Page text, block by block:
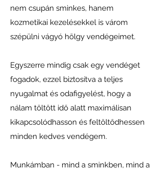
nem csupán sminkes, hanem
kozmetikai kezelésekkel is várom
szépülni vágyó hölgy vendégeimet.
Egyszerre mindig csak egy vendéget
fogadok, ezzel biztosítva a teljes
nyugalmat és odafigyelést, hogy a
nálam töltött idő alatt maximálisan
kikapcsolódhasson és feltöltődhessen
minden kedves vendégem.
Munkámban - mind a sminkben, mind a